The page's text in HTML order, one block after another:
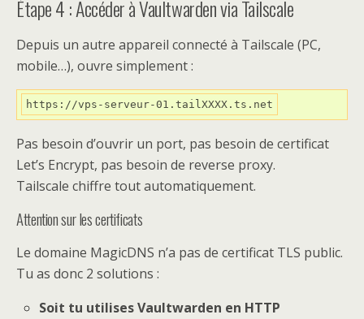
Étape 4 : Accéder à Vaultwarden via Tailscale
Depuis un autre appareil connecté à Tailscale (PC,
mobile…), ouvre simplement :
https://vps-serveur-01.tailXXXX.ts.net
Pas besoin d’ouvrir un port, pas besoin de certificat
Let’s Encrypt, pas besoin de reverse proxy.
Tailscale chiffre tout automatiquement.
Attention sur les certificats
Le domaine MagicDNS n’a pas de certificat TLS public.
Tu as donc 2 solutions :
Soit tu utilises Vaultwarden en HTTP